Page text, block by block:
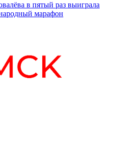
в пятый раз выиграла
марафон